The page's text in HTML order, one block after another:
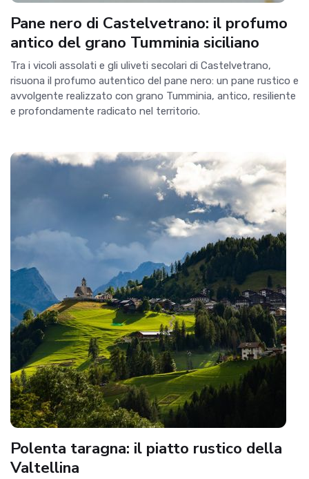
Pane nero di Castelvetrano: il profumo
antico del grano Tumminia siciliano
Tra i vicoli assolati e gli uliveti secolari di Castelvetrano,
risuona il profumo autentico del pane nero: un pane rustico e
avvolgente realizzato con grano Tumminia, antico, resiliente
e profondamente radicato nel territorio.
Polenta taragna: il piatto rustico della
Valtellina